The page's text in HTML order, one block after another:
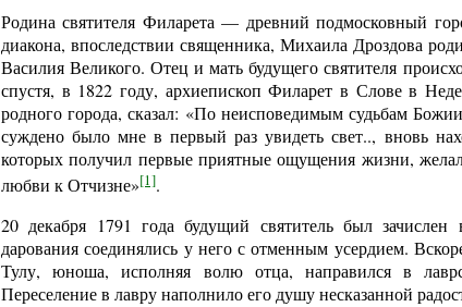
Родина святителя Филарета — древний подмосковный
диакона, впоследствии священника, Михаила Дроздова
Василия Великого. Отец и мать будущего святителя
спустя, в 1822 году, архиепископ Филарет в Слове в
родного города, сказал: «По неисповедимым судьбам
суждено было мне в первый раз увидеть свет.., вновь
которых получил первые приятные ощущения жизни,
любви к Отчизне»[1].
20 декабря 1791 года будущий святитель был
дарования соединялись у него с отменным усердием.
Тулу, юноша, исполняя волю отца, направился в
Переселение в лавру наполнило его душу несказанной